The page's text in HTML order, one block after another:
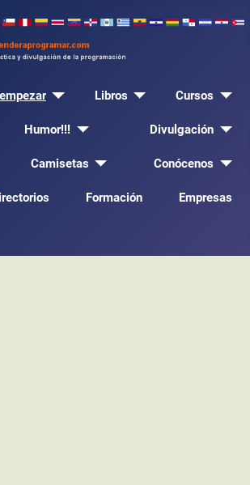
Libros Cursos
Humor!!! Divulgación
Camisetas Conócenos
Formación Empresas